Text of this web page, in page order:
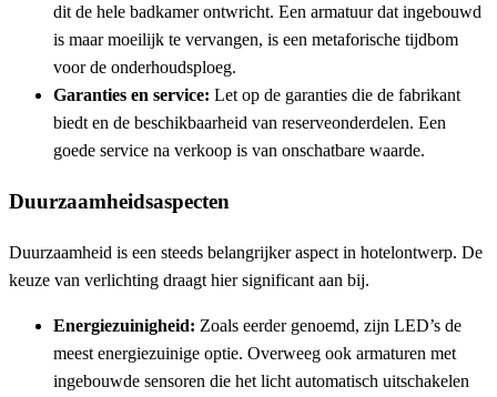
dit de hele badkamer ontwricht. Een armatuur dat ingebouwd
is maar moeilijk te vervangen, is een metaforische tijdbom
voor de onderhoudsploeg.
Garanties en service: Let op de garanties die de fabrikant
biedt en de beschikbaarheid van reserveonderdelen. Een
goede service na verkoop is van onschatbare waarde.
Duurzaamheidsaspecten
Duurzaamheid is een steeds belangrijker aspect in hotelontwerp. De
keuze van verlichting draagt hier significant aan bij.
Energiezuinigheid: Zoals eerder genoemd, zijn LED’s de
meest energiezuinige optie. Overweeg ook armaturen met
ingebouwde sensoren die het licht automatisch uitschakelen